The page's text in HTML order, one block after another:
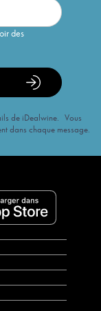
des
de iDealwine. Vous
dans chaque message.